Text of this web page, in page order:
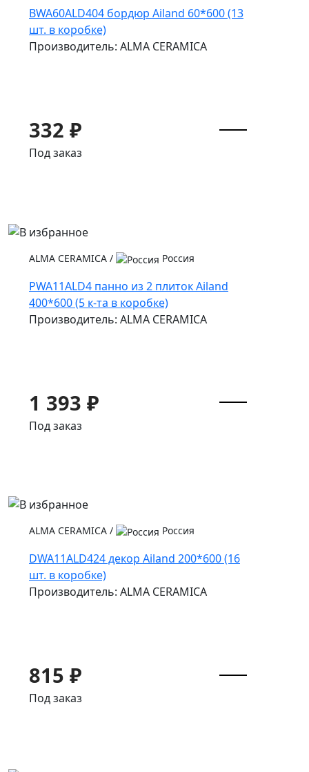
BWA60ALD404 бордюр Ailand 60*600 (13
шт. в коробке)
Производитель: ALMA CERAMICA
332 ₽
Под заказ
ALMA CERAMICA / Россия
PWA11ALD4 панно из 2 плиток Ailand
400*600 (5 к-та в коробке)
Производитель: ALMA CERAMICA
1 393 ₽
Под заказ
ALMA CERAMICA / Россия
DWA11ALD424 декор Ailand 200*600 (16
шт. в коробке)
Производитель: ALMA CERAMICA
815 ₽
Под заказ